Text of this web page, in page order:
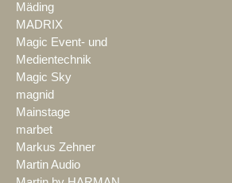
Mäding
MADRIX
Magic Event- und
Medientechnik
Magic Sky
magnid
Mainstage
marbet
Markus Zehner
Martin Audio